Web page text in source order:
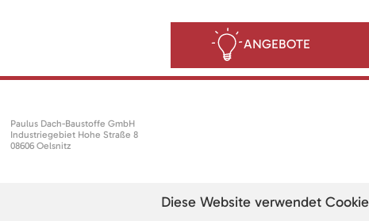
ANGEBOTE
Paulus Dach-Baustoffe GmbH
Industriegebiet Hohe Straße 8
08606 Oelsnitz
Diese Website verwendet